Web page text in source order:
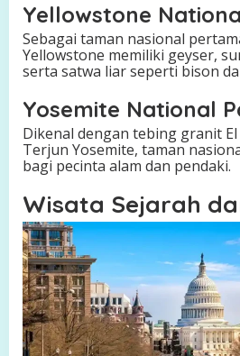
Yellowstone
Sebagai taman nasional
Yellowstone memiliki geyser,
serta satwa liar seperti bison
Yosemite National
Dikenal dengan tebing granit
Terjun Yosemite, taman
bagi pecinta alam dan pendaki.
Wisata Sejarah